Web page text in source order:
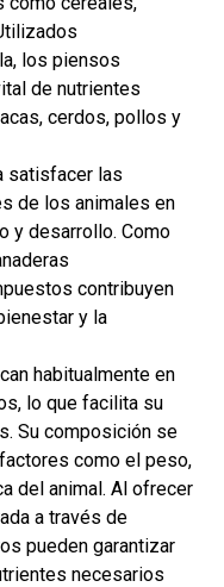
los piensos
de nutrientes
cerdos, pollos y
satisfacer las
de los animales en
y desarrollo. Como
contribuyen
y la
habitualmente en
lo que facilita su
Su composición se
como el peso,
del animal. Al ofrecer
a través de
pueden garantizar
necesarios